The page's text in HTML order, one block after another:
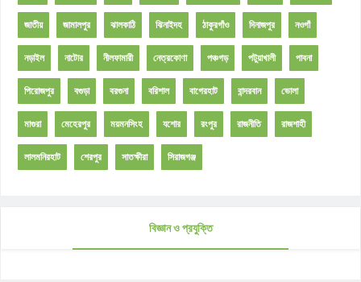
জাতীয় জামালপুর ঝালকাঠি ঝিনাইদহ ঠাকুরগাঁও দিনাজপুর নওগাঁ
নড়াইল নাটোর নীলফামারী নেত্রকোণা পঞ্চগড় পটুয়াখালী পাবনা
পিরোজপুর বগুড়া বরগুনা বরিশাল বাগেরহাট বান্দরবান ভোলা
মাগুরা মেহেরপুর ময়মনসিংহ যশোর রংপুর রাজনীতি রাজশাহী
লালমনিরহাট শেরপুর সাতক্ষীরা সিরাজগঞ্জ
বিজ্ঞান ও প্রযুক্তি